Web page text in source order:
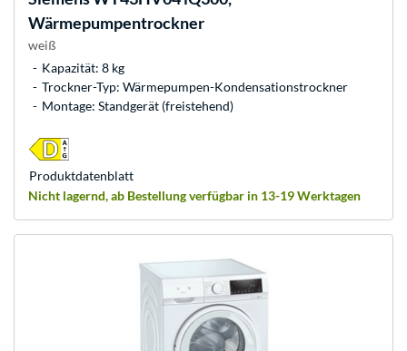
Wärmepumpentrockner
weiß
Kapazität: 8 kg
Trockner-Typ: Wärmepumpen-Kondensationstrockner
Montage: Standgerät (freistehend)
Nicht lagernd, ab Bestellung verfügbar in 13-19 Werktagen
Produkt­datenblatt